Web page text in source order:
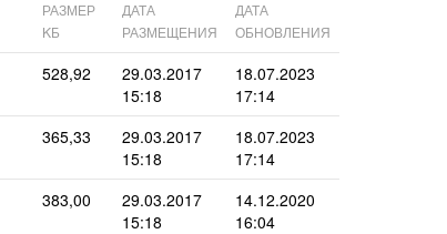
РАЗМЕР
KБ
ДАТА
РАЗМЕЩЕНИЯ
ДАТА
ОБНОВЛЕНИЯ
528,92
29.03.2017
15:18
18.07.2023
17:14
365,33
29.03.2017
15:18
18.07.2023
17:14
383,00
29.03.2017
15:18
14.12.2020
16:04